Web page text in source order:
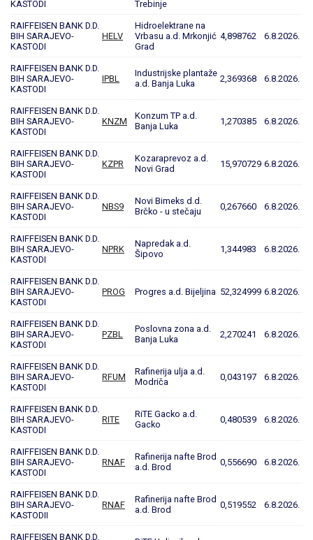
KASTODI
Trebinje
RAIFFEISEN BANK D.D.
BIH SARAJEVO-
KASTODI
HELV
Hidroelektrane na
Vrbasu a.d. Mrkonjić
Grad
4,898762 6.8.2026.
RAIFFEISEN BANK D.D.
BIH SARAJEVO-
KASTODI
IPBL
Industrijske plantaže
a.d. Banja Luka
2,369368 6.8.2026.
RAIFFEISEN BANK D.D.
BIH SARAJEVO-
KASTODI
KNZM
Konzum TP a.d.
Banja Luka
1,270385 6.8.2026.
RAIFFEISEN BANK D.D.
BIH SARAJEVO-
KASTODI
KZPR
Kozaraprevoz a.d.
Novi Grad
15,970729 6.8.2026.
RAIFFEISEN BANK D.D.
BIH SARAJEVO-
KASTODI
NBS9
Novi Bimeks d.d.
Brčko - u stečaju
0,267660 6.8.2026.
RAIFFEISEN BANK D.D.
BIH SARAJEVO-
KASTODI
NPRK
Napredak a.d.
Šipovo
1,344983 6.8.2026.
RAIFFEISEN BANK D.D.
BIH SARAJEVO-
KASTODI
PROG Progres a.d. Bijeljina 52,324999 6.8.2026.
RAIFFEISEN BANK D.D.
BIH SARAJEVO-
KASTODI
PZBL
Poslovna zona a.d.
Banja Luka
2,270241 6.8.2026.
RAIFFEISEN BANK D.D.
BIH SARAJEVO-
KASTODI
RFUM
Rafinerija ulja a.d.
Modriča
0,043197 6.8.2026.
RAIFFEISEN BANK D.D.
BIH SARAJEVO-
KASTODI
RITE
RiTE Gacko a.d.
Gacko
0,480539 6.8.2026.
RAIFFEISEN BANK D.D.
BIH SARAJEVO-
KASTODI
RNAF
Rafinerija nafte Brod
a.d. Brod
0,556690 6.8.2026.
RAIFFEISEN BANK D.D.
BIH SARAJEVO-
KASTODII
RNAF
Rafinerija nafte Brod
a.d. Brod
0,519552 6.8.2026.
RAIFFEISEN BANK D.D.